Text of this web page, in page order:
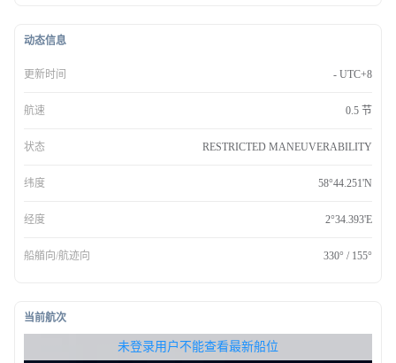
动态信息
更新时间 - UTC+8
航速 0.5 节
状态 RESTRICTED MANEUVERABILITY
纬度 58°44.251'N
经度 2°34.393'E
船艏向/航迹向 330° / 155°
当前航次
未登录用户不能查看最新船位
无权查看最新船位，请联系开通